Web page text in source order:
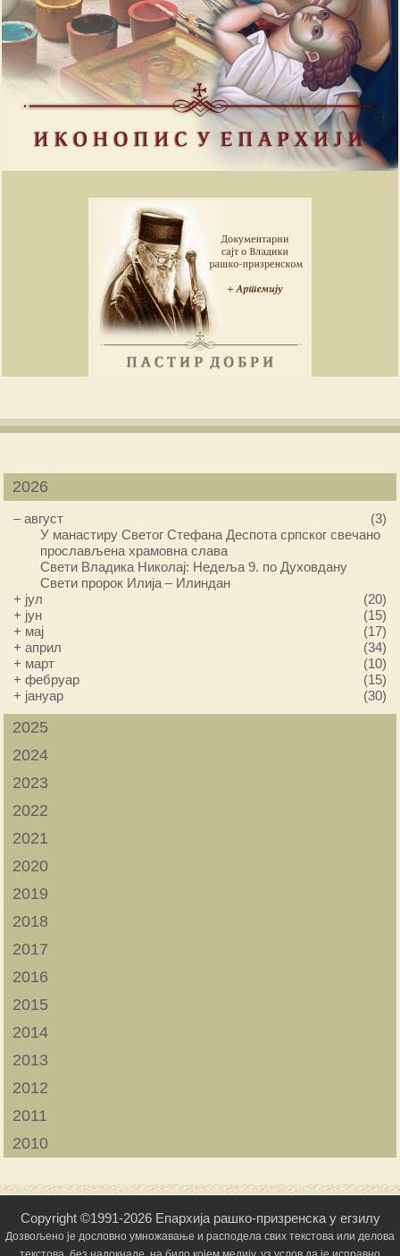
2026
–август
(3)
У манастиру Светог Стефана Деспота српског свечано
прослављена храмовна слава
Свети Владика Николај: Недеља 9. по Духовдану
Свети пророк Илија – Илиндан
+ јул
(20)
+ јун
(15)
+ мај
(17)
+април
(34)
+ март
(10)
+фебруар
(15)
+ јануар (30)
2025
2024
2023
2022
2021
2020
2019
2018
2017
2016
2015
2014
2013
2012
2011
2010
Copyright ©1991-2026 Епархија рашко-призренска у егзилу
Дозвољено је дословно умножавање и расподела свих текстова или делова